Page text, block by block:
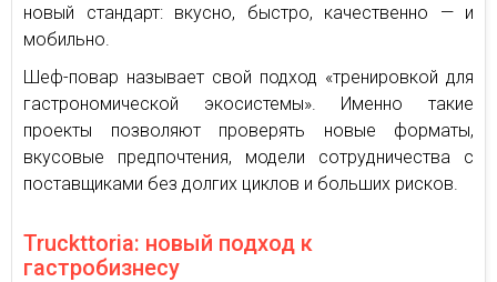
новый стандарт: вкусно, быстро, качественно — и
мобильно.
Шеф-повар называет свой подход «тренировкой для
гастрономической экосистемы». Именно такие
проекты позволяют проверять новые форматы,
вкусовые предпочтения, модели сотрудничества с
поставщиками без долгих циклов и больших рисков.
Truckttoria: новый подход к
гастробизнесу